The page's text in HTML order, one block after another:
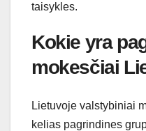
taisykles.
Kokie yra
mokesčiai
Lietuvoje valstybiniai
kelias pagrindines